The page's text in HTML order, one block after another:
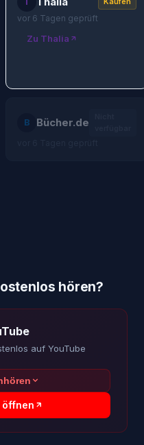
vor 6 Tagen geprüft
Zu Thalia
B Bücher.de
hören?
auf YouTube
öffnen